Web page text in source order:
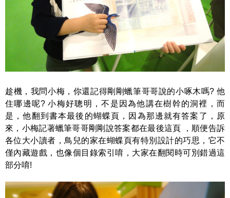
趁機，我問小梅，你還記得剛剛蠟筆哥哥說的小啄木嗎? 他
住哪邊呢? 小梅好聰明，不是因為他講在樹幹的洞裡，而
是，他翻到書本最後的蝴蝶頁，因為那邊就有答案了，原
來，小梅記著蠟筆哥哥剛剛說答案都在最後這頁 ，順便告訴
各位大小讀者，鳥兒的家在蝴蝶頁有特別設計的巧思，它不
僅內藏遊戲，也像個目錄索引唷，大家在翻閱時可別錯過這
部分唷!